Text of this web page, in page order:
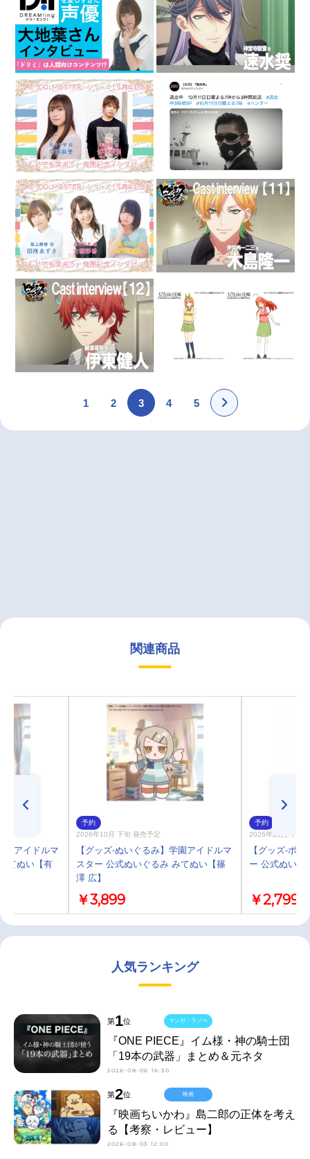
1 2 3 4 5
関連商品
園アイドルマ
てぬい【有
予約
2026年10月 下旬 発売予定
【グッズ-ぬいぐるみ】学園アイドルマ
スター 公式ぬいぐるみ みてぬい【篠
澤 広】
￥3,899
予約
2026年10月 下旬
【グッズ-ポ
ー 公式ぬいぐ
￥2,799
人気ランキング
第1位
『ONE PIECE』イム様・神の騎士団
「19本の武器」まとめ＆元ネタ
2026-08-06 16:30
マンガ・ラノベ
第2位
『映画ちいかわ』島二郎の正体を考え
る【考察・レビュー】
2026-08-03 12:00
映画